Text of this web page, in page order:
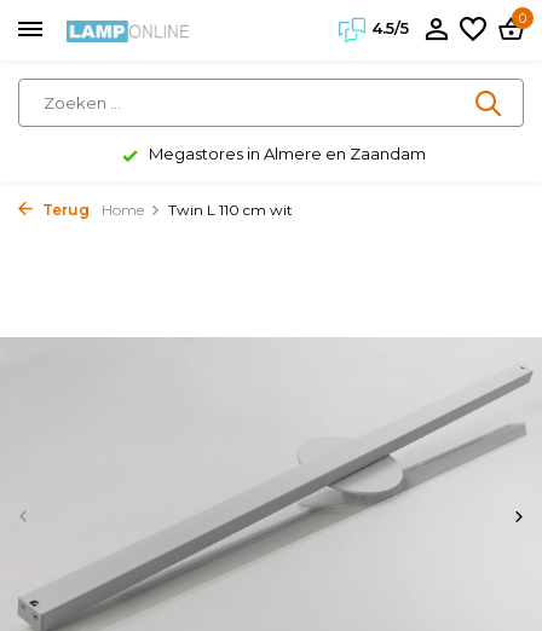
4.5/5
0
Klanten geven ons een 4.5/5
Terug Home Twin L 110 cm wit